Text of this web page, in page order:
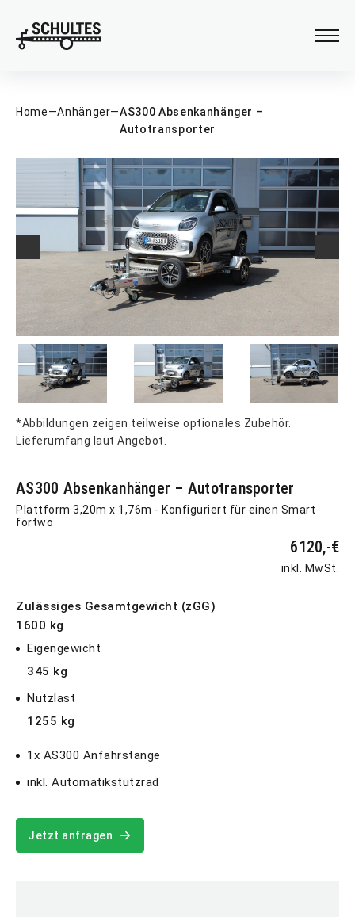
Verladehilfen
Home—Anhänger—AS300 Absenkanhänger –
Autotransporter
*Abbildungen zeigen teilweise optionales Zubehör.
Lieferumfang laut Angebot.
AS300 Absenkanhänger – Autotransporter
Plattform 3,20m x 1,76m - Konfiguriert für einen Smart
fortwo
6120,-€
inkl. MwSt.
Zulässiges Gesamtgewicht (zGG)
1600 kg
Eigengewicht
345 kg
Nutzlast
1255 kg
1x AS300 Anfahrstange
inkl. Automatikstützrad
Jetzt anfragen